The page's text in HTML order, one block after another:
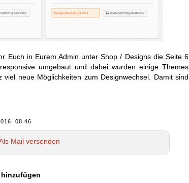
Euch in Eurem Admin unter Shop / Designs die Seite 6
umgebaut und dabei wurden einige Themes
neue Möglichkeiten zum Designwechsel. Damit sind
08.46
Mail versenden
hinzufügen